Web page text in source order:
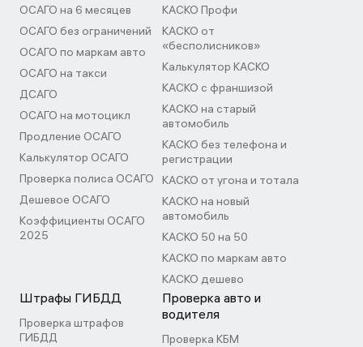
ОСАГО на 6 месяцев
ОСАГО без ограничений
ОСАГО по маркам авто
ОСАГО на такси
ДСАГО
ОСАГО на мотоцикл
Продление ОСАГО
Калькулятор ОСАГО
Проверка полиса ОСАГО
Дешевое ОСАГО
Коэффициенты ОСАГО
2025
КАСКО Профи
КАСКО от
«бесполисников»
Калькулятор КАСКО
КАСКО с франшизой
КАСКО на старый
автомобиль
КАСКО без телефона и
регистрации
КАСКО от угона и тотала
КАСКО на новый
автомобиль
КАСКО 50 на 50
КАСКО по маркам авто
КАСКО дешево
Штрафы ГИБДД
Проверка штрафов
ГИБДД
Проверка авто и
водителя
Проверка КБМ